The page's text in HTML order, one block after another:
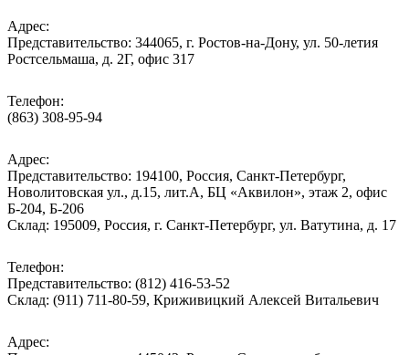
Адрес:
Представительство: 344065, г. Ростов-на-Дону, ул. 50-летия
Ростсельмаша, д. 2Г, офис 317
Телефон:
(863) 308-95-94
Адрес:
Представительство: 194100, Россия, Санкт-Петербург,
Новолитовская ул., д.15, лит.А, БЦ «Аквилон», этаж 2, офис
Б-204, Б-206
Склад: 195009, Россия, г. Санкт-Петербург, ул. Ватутина, д. 17
Телефон:
Представительство: (812) 416-53-52
Склад: (911) 711-80-59, Криживицкий Алексей Витальевич
Адрес: